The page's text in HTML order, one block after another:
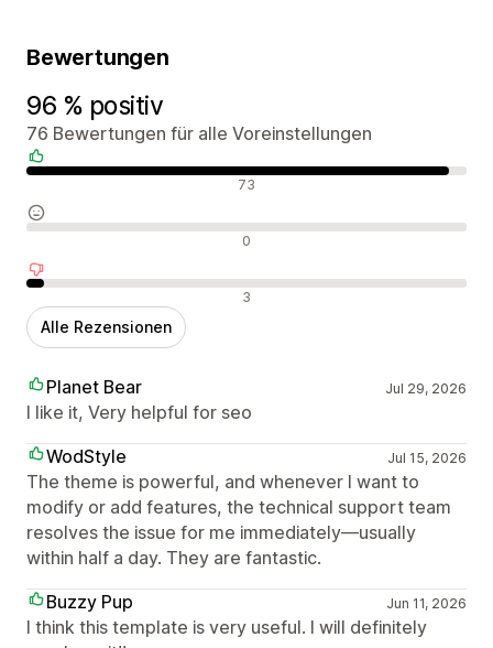
Bewertungen
96 % positiv
76 Bewertungen für alle Voreinstellungen
73
0
3
Alle Rezensionen
Planet Bear Jul 29, 2026
I like it, Very helpful for seo
WodStyle
Jul 15, 2026
The theme is powerful, and whenever I want to
modify or add features, the technical support team
resolves the issue for me immediately—usually
within half a day. They are fantastic.
Buzzy Pup
Jun 11, 2026
I think this template is very useful. I will definitely